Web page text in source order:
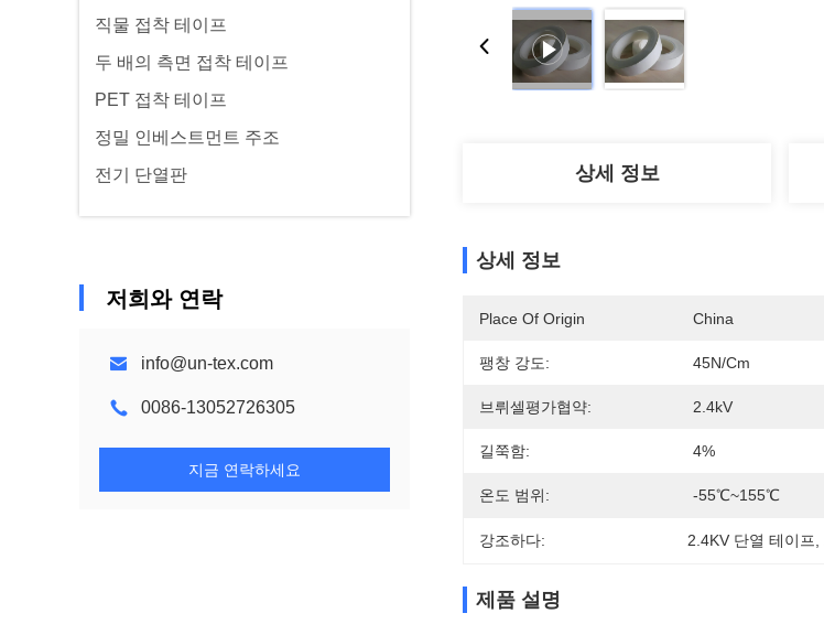
직물 접착 테이프
두 배의 측면 접착 테이프
PET 접착 테이프
정밀 인베스트먼트 주조
전기 단열판
저희와 연락
info@un-tex.com
0086-13052726305
지금 연락하세요
상세 정보
상세 정보
Place Of Origin China
팽창 강도: 45N/cm
브뤼셀평가협약: 2.4kV
길쭉함: 4%
온도 범위: -55℃~155℃
강조하다: 2.4KV 단열 테이프
제품 설명